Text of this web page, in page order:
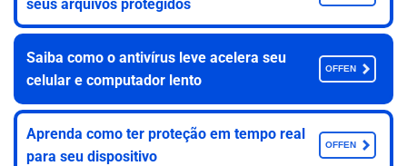
seus arquivos protegidos
Saiba como o antivírus leve acelera seu
celular e computador lento
OFFEN
Aprenda como ter proteção em tempo real
para seu dispositivo
OFFEN